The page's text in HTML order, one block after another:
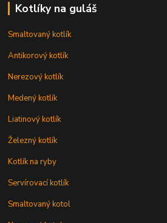
Kotlíky na guláš
Smaltovaný kotlík
Antikorový kotlík
Nerezový kotlík
Medený kotlík
Liatinový kotlík
Železný kotlík
Kotlík na ryby
Servírovací kotlík
Smaltovaný kotol